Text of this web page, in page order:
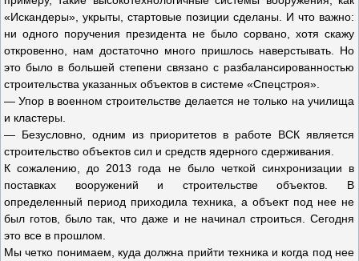
«Искандеры», укрыты, стартовые позиции сделаны. И что важно:
ни одного поручения президента не было сорвано, хотя скажу
откровенно, нам достаточно много пришлось наверстывать. Но
это было в большей степени связано с разбалансированностью
строительства указанных объектов в системе «Спецстроя».
— Упор в военном строительстве делается не только на училища
и кластеры.
— Безусловно, одним из приоритетов в работе ВСК является
строительство объектов сил и средств ядерного сдерживания.
К сожалению, до 2013 года не было четкой синхронизации в
поставках вооружений и строительстве объектов. В
определенный период приходила техника, а объект под нее не
был готов, было так, что даже и не начинал строиться. Сегодня
это все в прошлом.
Мы четко понимаем, куда должна прийти техника и когда под нее